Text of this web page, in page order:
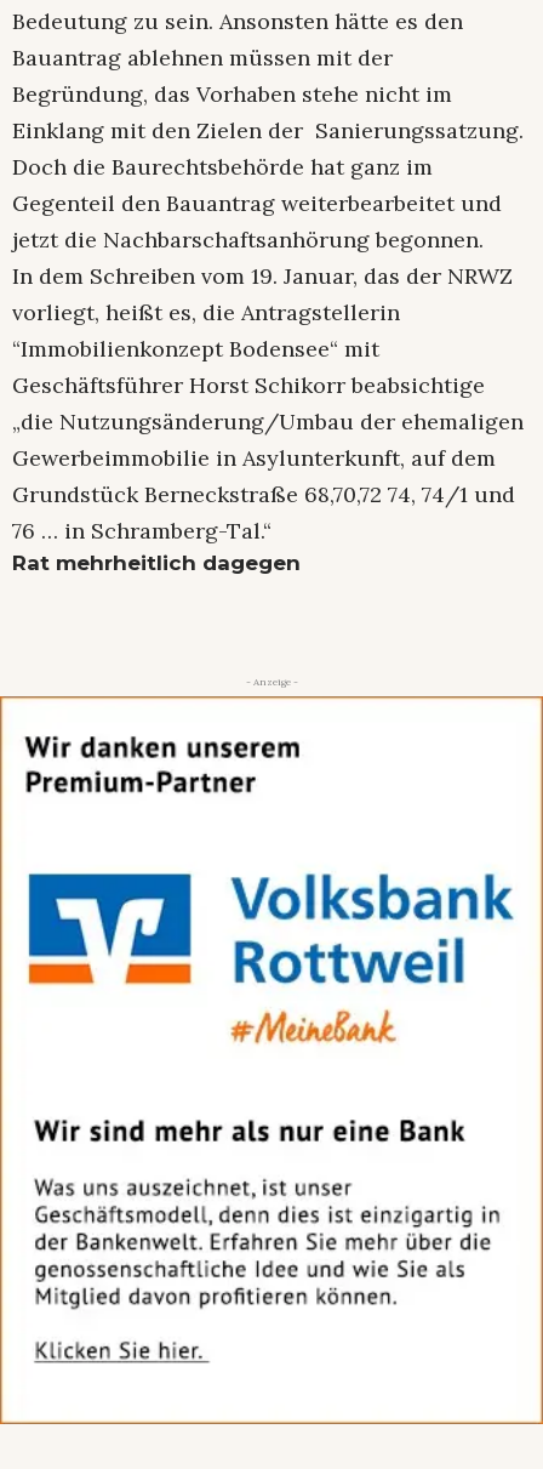
Bedeutung zu sein. Ansonsten hätte es den
Bauantrag ablehnen müssen mit der
Begründung, das Vorhaben stehe nicht im
Einklang mit den Zielen der Sanierungssatzung.
Doch die Baurechtsbehörde hat ganz im
Gegenteil den Bauantrag weiterbearbeitet und
jetzt die Nachbarschaftsanhörung begonnen.
In dem Schreiben vom 19. Januar, das der NRWZ
vorliegt, heißt es, die Antragstellerin
“Immobilienkonzept Bodensee“ mit
Geschäftsführer Horst Schikorr beabsichtige
„die Nutzungsänderung/Umbau der ehemaligen
Gewerbeimmobilie in Asylunterkunft, auf dem
Grundstück Berneckstraße 68,70,72 74, 74/1 und
76 … in Schramberg-Tal.“
Rat mehrheitlich dagegen
- Anzeige -